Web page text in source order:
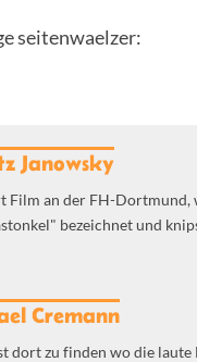
seitenwaelzer:
Janowsky
Film an der FH-Dortmund,
bezeichnet und
Cremann
dort zu finden wo die